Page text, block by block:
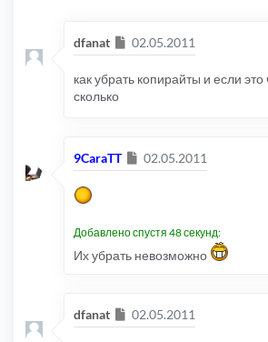
dfanat Сообщение
02.05.2011
как убрать копирайты и если это
сколько
9CaraTT Сообщение
02.05.2011
Добавлено спустя 48 секунд:
Их убрать невозможно
dfanat Сообщение
02.05.2011